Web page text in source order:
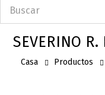
SEVERINO
Casa Productos